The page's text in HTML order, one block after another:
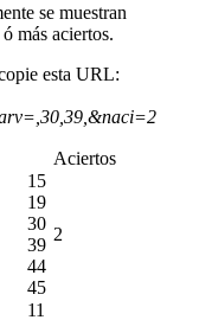
se muestran
ó más aciertos.
esta URL:
Aciertos
15
19
30
39
44
45
2
11